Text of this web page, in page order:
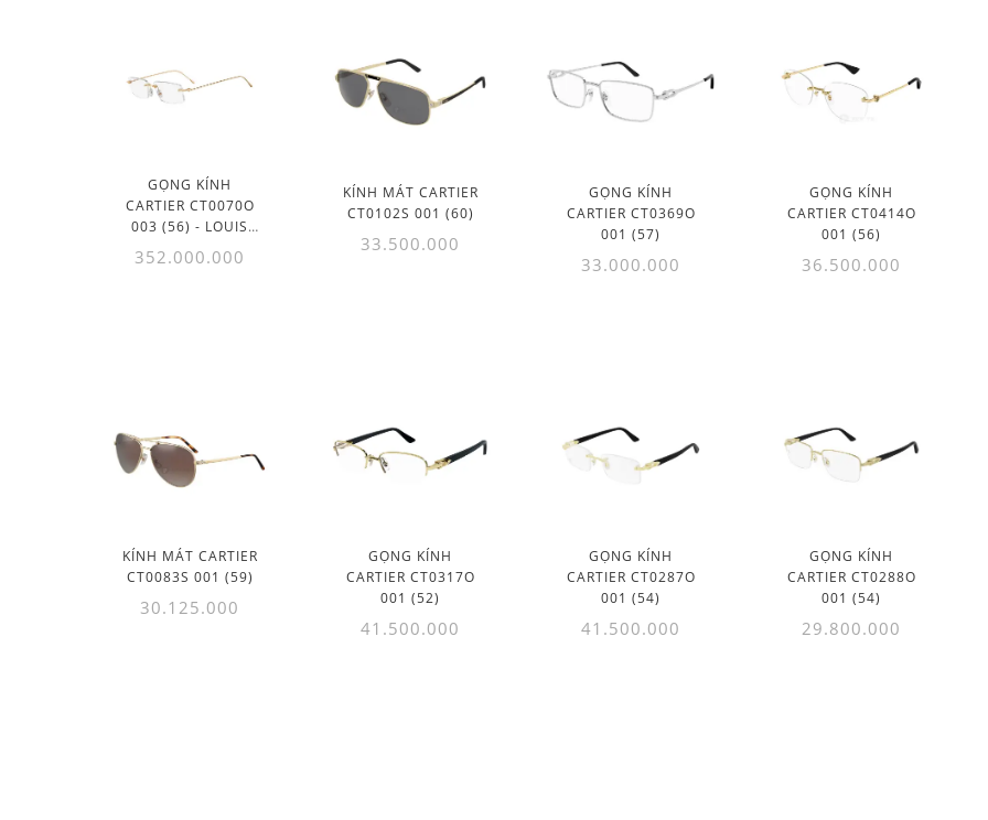
GỌNG KÍNH
CARTIER CT0070O
003 (56) - LOUIS
CARTIER
352.000.000
KÍNH MÁT CARTIER
CT0102S 001 (60)
33.500.000
GỌNG KÍNH
CARTIER CT0369O
001 (57)
33.000.000
GỌNG KÍNH
CARTIER CT0414O
001 (56)
36.500.000
KÍNH MÁT CARTIER
CT0083S 001 (59)
30.125.000
GỌNG KÍNH
CARTIER CT0317O
001 (52)
41.500.000
GỌNG KÍNH
CARTIER CT0287O
001 (54)
41.500.000
GỌNG KÍNH
CARTIER CT0288O
001 (54)
29.800.000